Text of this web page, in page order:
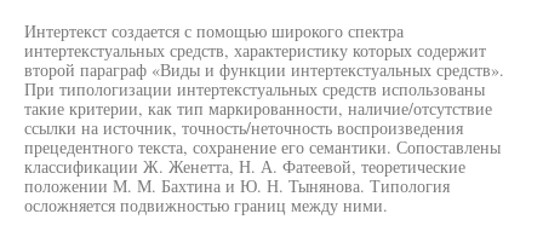
Интертекст создается с помощью широкого спектра
интертекстуальных средств, характеристику которых содержит
второй параграф «Виды и функции интертекстуальных средств».
При типологизации интертекстуальных средств использованы
такие критерии, как тип маркированности, наличие/отсутствие
ссылки на источник, точность/неточность воспроизведения
прецедентного текста, сохранение его семантики. Сопоставлены
классификации Ж. Женетта, Н. А. Фатеевой, теоретические
положении М. М. Бахтина и Ю. Н. Тынянова. Типология
осложняется подвижностью границ между ними.